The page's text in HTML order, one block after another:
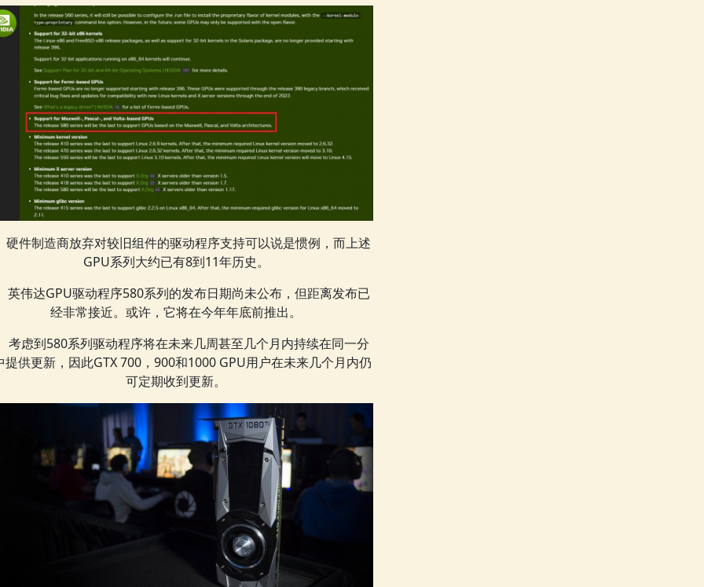
硬件制造商放弃对较旧组件的驱动程序支持可以说是惯例，而上述
GPU系列大约已有8到11年历史。
英伟达GPU驱动程序580系列的发布日期尚未公布，但距离发布已
经非常接近。或许，它将在今年年底前推出。
考虑到580系列驱动程序将在未来几周甚至几个月内持续在同一分
提供更新，因此GTX 700，900和1000 GPU用户在未来几个月内仍
可定期收到更新。